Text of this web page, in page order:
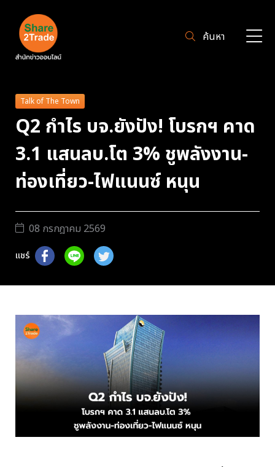
ค้นหา
Talk of The Town
Q2 กำไร บจ.ยังปัง! โบรกฯ คาด
3.1 แสนลบ.โต 3% ชูพลังงาน-
ท่องเที่ยว-ไฟแนนซ์ หนุน
08 กรกฎาคม 2569
แชร์